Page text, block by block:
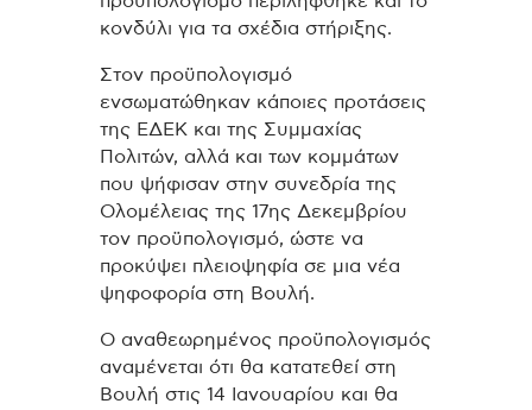
κονδύλι για τα σχέδια στήριξης.
Στον προϋπολογισμό
ενσωματώθηκαν κάποιες προτάσεις
της ΕΔΕΚ και της Συμμαχίας
Πολιτών, αλλά και των κομμάτων
που ψήφισαν στην συνεδρία της
Ολομέλειας της 17ης Δεκεμβρίου
τον προϋπολογισμό, ώστε να
προκύψει πλειοψηφία σε μια νέα
ψηφοφορία στη Βουλή.
Ο αναθεωρημένος προϋπολογισμός
αναμένεται ότι θα κατατεθεί στη
Βουλή στις 14 Ιανουαρίου και θα